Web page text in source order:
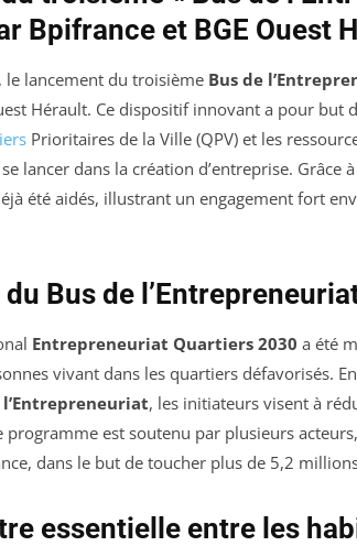
Bpifrance et BGE Ouest
le lancement du troisième Bus de
Hérault. Ce dispositif innovant a pour but
Prioritaires de la Ville (QPV) et les
lancer dans la création d’entreprise. Grâce
été aidés, illustrant un engagement fort
Bus de
Entrepreneuriat Quartiers 2030 a été
vivant dans les quartiers défavorisés.
l’Entrepreneuriat, les initiateurs visent à
programme est soutenu par plusieurs
dans le but de toucher plus de 5,2
essentielle entre les